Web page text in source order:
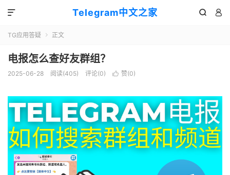
Telegram中文之家  

TG应用答疑  正文
电报怎么查好友群组？
2025-06-28 阅读(405) 评论(0)  赞(0)